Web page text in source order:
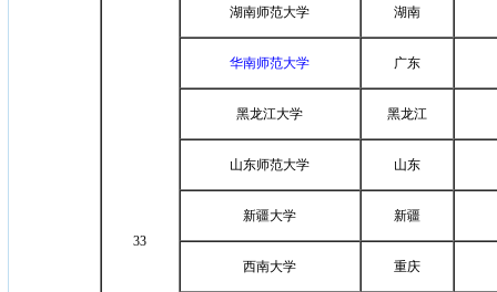
33
湖南师范大学 湖南
华南师范大学 广东
黑龙江大学 黑龙江
山东师范大学 山东
新疆大学 新疆
西南大学 重庆